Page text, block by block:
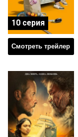
Смотреть трейлер
10 серия